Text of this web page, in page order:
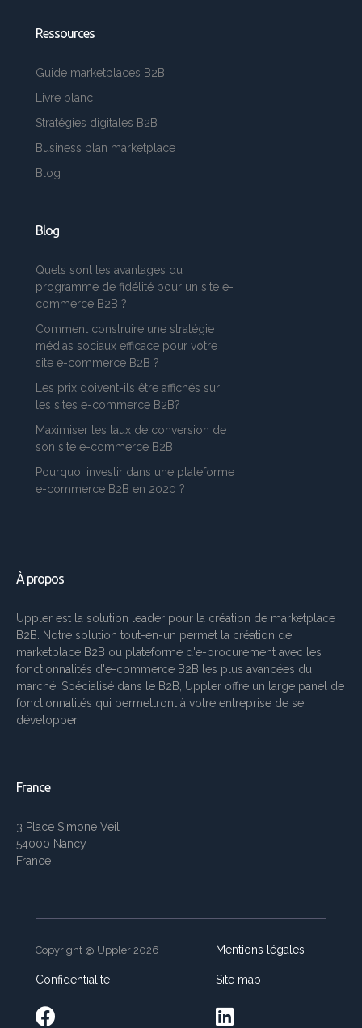
Ressources
Guide marketplaces B2B
Livre blanc
Stratégies digitales B2B
Business plan marketplace
Blog
Blog
Quels sont les avantages du
programme de fidélité pour un site e-
commerce B2B ?
Comment construire une stratégie
médias sociaux efficace pour votre
site e-commerce B2B ?
Les prix doivent-ils être affichés sur
les sites e-commerce B2B?
Maximiser les taux de conversion de
son site e-commerce B2B
Pourquoi investir dans une plateforme
e-commerce B2B en 2020 ?
À propos
Uppler est la solution leader pour la création de marketplace
B2B. Notre solution tout-en-un permet la création de
marketplace B2B ou plateforme d'e-procurement avec les
fonctionnalités d'e-commerce B2B les plus avancées du
marché. Spécialisé dans le B2B, Uppler offre un large panel de
fonctionnalités qui permettront à votre entreprise de se
développer.
France
3 Place Simone Veil
54000 Nancy
France
Copyright @ Uppler 2026 Mentions légales
Confidentialité Site map
 